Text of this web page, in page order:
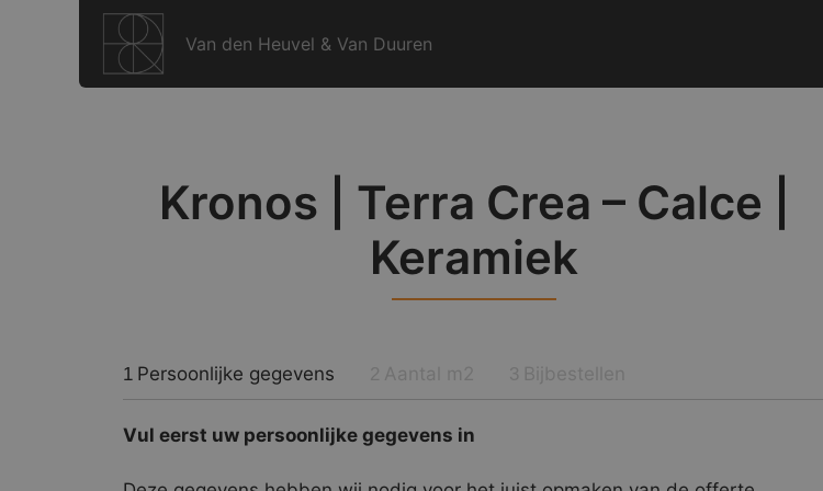
Van den Heuvel & Van Duuren
Kronos | Terra Crea – Calce |
Keramiek
1 Persoonlijke gegevens
Vul eerst uw persoonlijke gegevens in